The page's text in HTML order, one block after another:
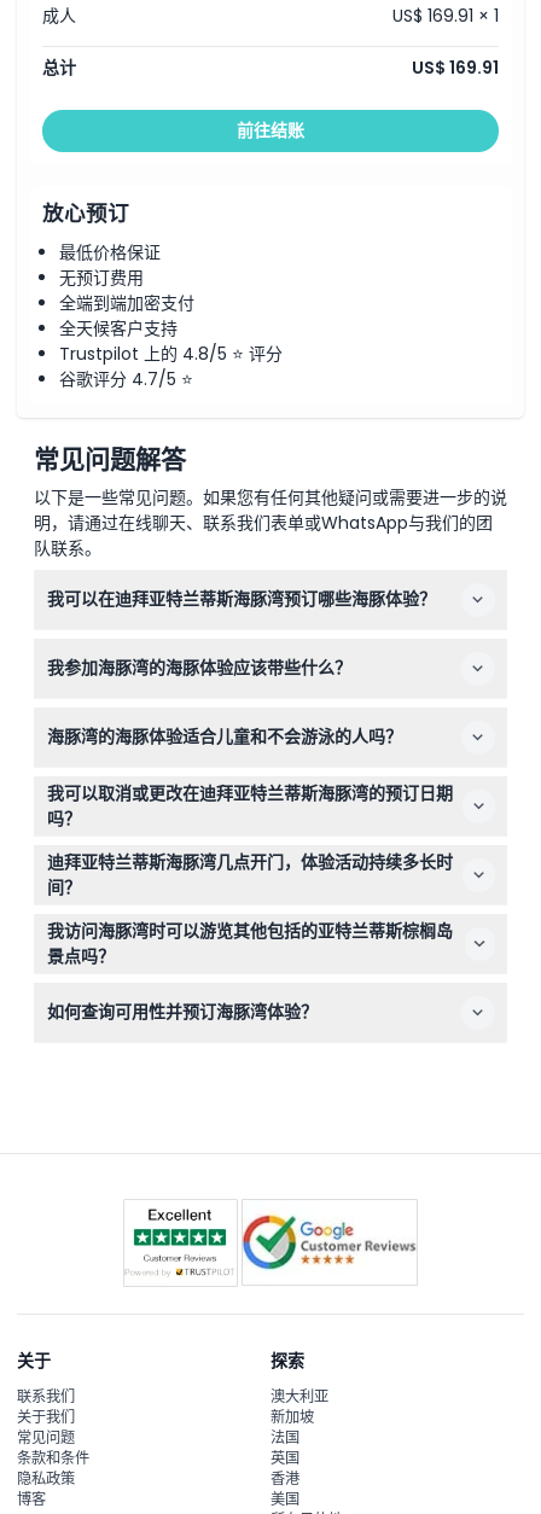
成人
US$ 169.91 × 1
总计 US$ 169.91
前往结账
放心预订
最低价格保证
无预订费用
全端到端加密支付
全天候客户支持
Trustpilot 上的 4.8/5 ⭐ 评分
谷歌评分 4.7/5 ⭐
常见问题解答
以下是一些常见问题。如果您有任何其他疑问或需要进一步的说
明，请通过在线聊天、联系我们表单或WhatsApp与我们的团
队联系。
我可以在迪拜亚特兰蒂斯海豚湾预订哪些海豚体验？
及以上）的深水游泳体验，甚至潜水体验以获得更深入的互
我参加海豚湾的海豚体验应该带些什么？
片身份证、泳衣和毛巾。体验期间提供更衣室、淋浴、毛巾
海豚湾的海豚体验适合儿童和不会游泳的人吗？
适合！有专为所有年龄和游泳能力设计的浅水体验，因此即
使是不会游泳和较小的儿童也能安全地与海豚互动。
我可以取消或更改在迪拜亚特兰蒂斯海豚湾的预订日期
吗？
预订凭证一经确认即不允许取消或更改日期。请在完成在线
预订前确保您的行程安排。
迪拜亚特兰蒂斯海豚湾几点开门，体验活动持续多长时
间？
海豚湾每日开放时间为上午9:30至日落，场次时间各异；
您可以在在线预订过程中查看可用时间。（如有变动，请以
预订时确认信息为准）
我访问海豚湾时可以游览其他包括的亚特兰蒂斯棕榈岛
景点吗？
乐园，您可在海豚体验前后尽享各种游乐设施和滑梯。
如何查询可用性并预订海豚湾体验？
关于
联系我们
关于我们
常见问题
条款和条件
隐私政策
博客
探索
澳大利亚
新加坡
法国
英国
香港
美国